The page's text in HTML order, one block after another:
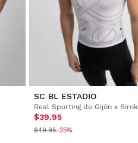
Zahlungsmittel Ab$9.95
SC BL ESTADIO
$39.95
$49.95-25%